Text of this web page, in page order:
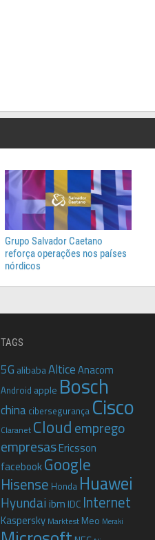
Grupo Salvador Caetano
reforça operações nos países
nórdicos
TAGS
5G alibabaAlticeAnacom
Android apple Bosch
china cibersegurança Cisco
Claranet Cloud emprego
empresasEricsson
facebookGoogle
Hisense Honda Huawei
Hyundai ibm IDC Internet
Kaspersky Marktest Meo Meraki